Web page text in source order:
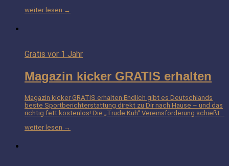
weiter lesen →
Gratis vor 1 Jahr
Magazin kicker GRATIS erhalten
Magazin kicker GRATIS erhalten Endlich gibt es Deutschlands
beste Sportberichterstattung direkt zu Dir nach Hause – und das
richtig fett kostenlos! Die „Trude Kuh“ Vereinsförderung schießt…
weiter lesen →